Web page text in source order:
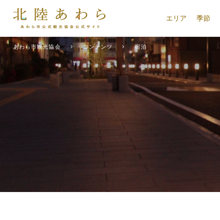
エリア 季節
あわら市観光協会 コンテンツ 宿泊